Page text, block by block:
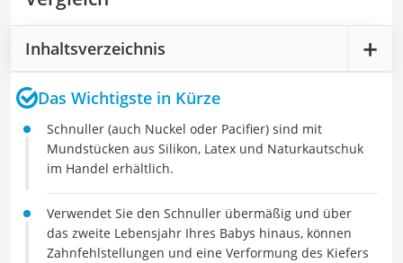
Inhaltsverzeichnis
Das Wichtigste in Kürze
Schnuller (auch Nuckel oder Pacifier) sind mit
Mundstücken aus Silikon, Latex und Naturkautschuk
im Handel erhältlich.
Verwendet Sie den Schnuller übermäßig und über
das zweite Lebensjahr Ihres Babys hinaus, können
Zahnfehlstellungen und eine Verformung des Kiefers